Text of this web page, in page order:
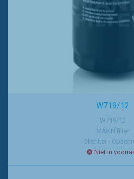
W719/12
W719/12
MANN filter
Oliefilter -
Niet in